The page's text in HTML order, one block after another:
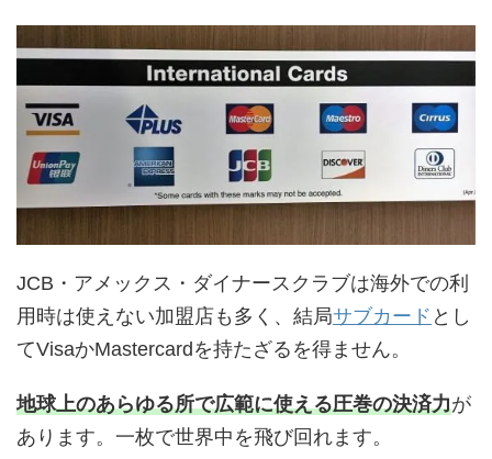
JCB・アメックス・ダイナースクラブは海外での利
用時は使えない加盟店も多く、結局サブカード とし
てVisaかMastercardを持たざるを得ません。
地球上のあらゆる所で広範に使える圧巻の決済力が
あります。一枚で世界中を飛び回れます。